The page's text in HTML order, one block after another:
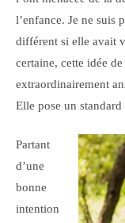
l’enfance. Je ne suis
différent si elle avait
certaine, cette idée
extraordinairement
Elle pose un
Partant
d’une
bonne
intention